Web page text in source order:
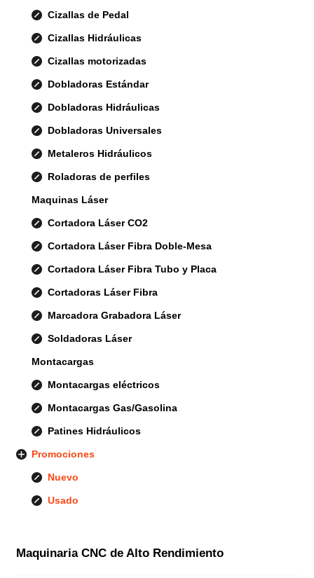
Cizallas de Pedal
Cizallas Hidráulicas
Cizallas motorizadas
Dobladoras Estándar
Dobladoras Hidráulicas
Dobladoras Universales
Metaleros Hidráulicos
Roladoras de perfiles
Maquinas Láser
Cortadora Láser CO2
Cortadora Láser Fibra Doble-Mesa
Cortadora Láser Fibra Tubo y Placa
Cortadoras Láser Fibra
Marcadora Grabadora Láser
Soldadoras Láser
Montacargas
Montacargas eléctricos
Montacargas Gas/Gasolina
Patines Hidráulicos
Promociones
Nuevo
Usado
Maquinaria CNC de Alto Rendimiento